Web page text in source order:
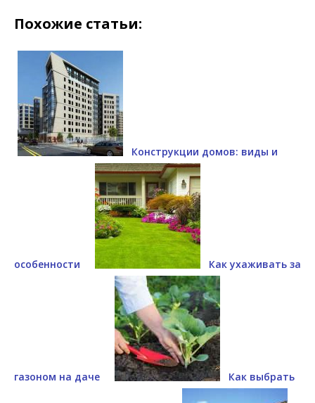
Похожие статьи:
Конструкции домов: виды и
особенности Как ухаживать за
газоном на даче Как выбрать